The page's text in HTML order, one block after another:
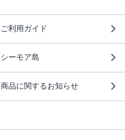
ご利用ガイド
シーモア島
商品に関するお知らせ